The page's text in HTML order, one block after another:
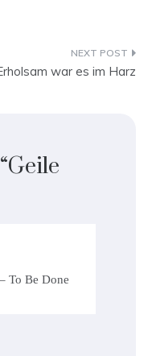
war es im Harz
Geile
To Be Done